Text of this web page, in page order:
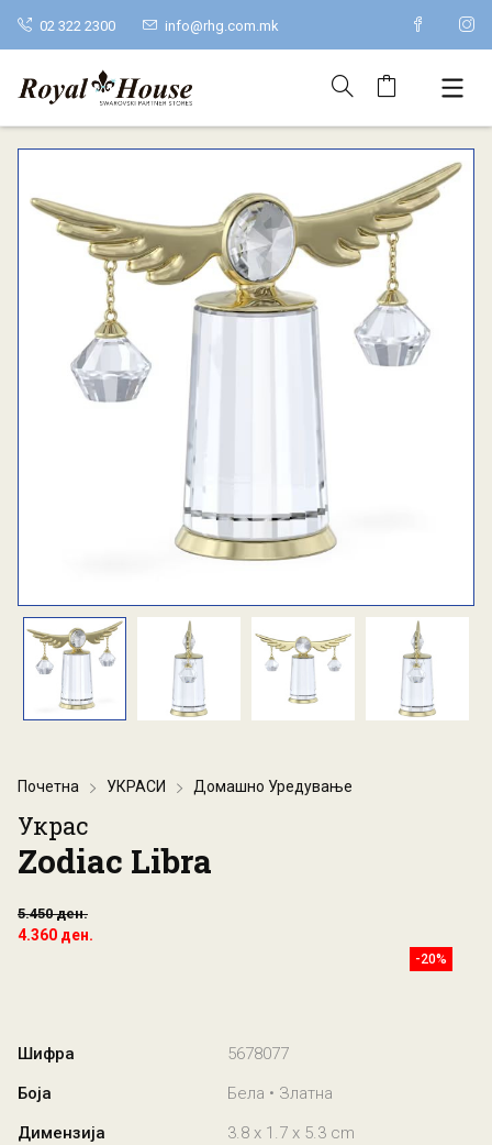
02 322 2300 info@rhg.com.mk
Почетна УКРАСИ Домашно Уредување
Украс
Zodiac Libra
5.450 ден.
4.360 ден.
-20%
Шифра
5678077
Боја
Бела • Златна
Димензија
3.8 x 1.7 x 5.3 cm